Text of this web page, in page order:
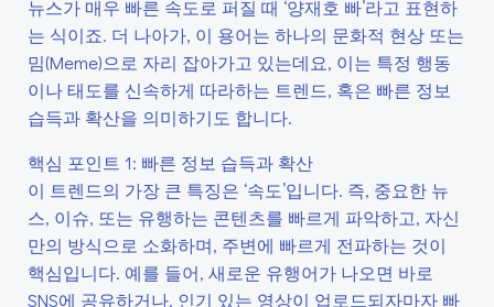
뉴스가 매우 빠른 속도로 퍼질 때 ‘양재호 빠’라고 표현하
는 식이죠. 더 나아가, 이 용어는 하나의 문화적 현상 또는
밈(Meme)으로 자리 잡아가고 있는데요, 이는 특정 행동
이나 태도를 신속하게 따라하는 트렌드, 혹은 빠른 정보
습득과 확산을 의미하기도 합니다.
핵심 포인트 1: 빠른 정보 습득과 확산
이 트렌드의 가장 큰 특징은 ‘속도’입니다. 즉, 중요한 뉴
스, 이슈, 또는 유행하는 콘텐츠를 빠르게 파악하고, 자신
만의 방식으로 소화하며, 주변에 빠르게 전파하는 것이
핵심입니다. 예를 들어, 새로운 유행어가 나오면 바로
SNS에 공유하거나, 인기 있는 영상이 업로드되자마자 빠